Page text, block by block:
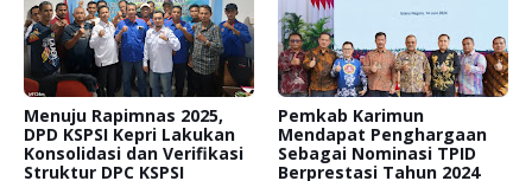
Menuju Rapimnas 2025,
DPD KSPSI Kepri Lakukan
Konsolidasi dan Verifikasi
Struktur DPC KSPSI
Pemkab Karimun
Mendapat Penghargaan
Sebagai Nominasi TPID
Berprestasi Tahun 2024